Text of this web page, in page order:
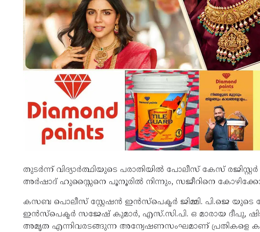
തുടർന്ന് വിദ്യാർത്ഥിയുടെ പരാതിയില്‍ പോലീസ് കേസ്
അർഷാദ് ഹുസ്സൈനെ പൂനൂരില്‍ നിന്നും, സജീറിനെ
കസബ പൊലീസ് സ്റ്റേഷൻ ഇൻസ്പെക്ടർ ജിമ്മി. പി.ജെ യുടെ
ഇൻസ്പെക്ടർ സജേഷ് കുമാർ, എസ്.സി.‌പി.‌ ഒ മാരായ ദീപു,
അമൃത എന്നിവരടങ്ങുന്ന അന്വേഷണസംഘമാണ് പ്രതികളെ